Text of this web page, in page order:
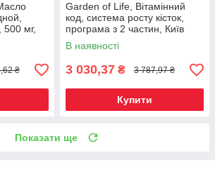
мг,
₴
Garden of Life, Вітамінний
код, система росту кісток,
програма з 2 частин, Київ
В наявності
3 030,37 ₴ 3 787,97 ₴
Купити
Показати ще